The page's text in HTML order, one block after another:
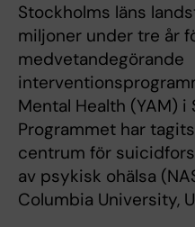
Stockholms läns
miljoner under tre år
medvetandegörande
Mental Health (YAM) i
Programmet har
centrum för
av psykisk ohälsa
Columbia University,